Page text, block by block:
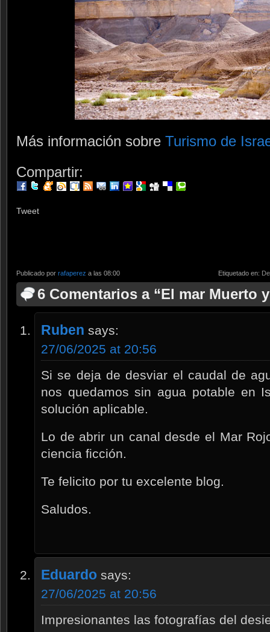
Más información sobre Turismo de
Compartir:
Tweet
Publicado por rafaperez a las 08:00 Etiquetado en:
6 Comentarios a “El mar Muerto
Ruben says:
27/06/2025 at 20:56
Si se deja de desviar el caudal de
nos quedamos sin agua potable en
solución aplicable.
Lo de abrir un canal desde el Mar
ciencia ficción.
Te felicito por tu excelente blog.
Saludos.
Eduardo says:
27/06/2025 at 20:56
Impresionantes las fotografías del